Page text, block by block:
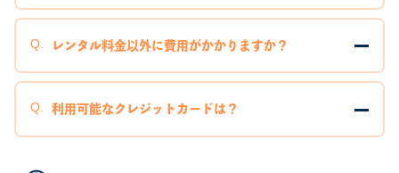
レンタル料金以外に費用がかかりますか？
利用可能なクレジットカードは？